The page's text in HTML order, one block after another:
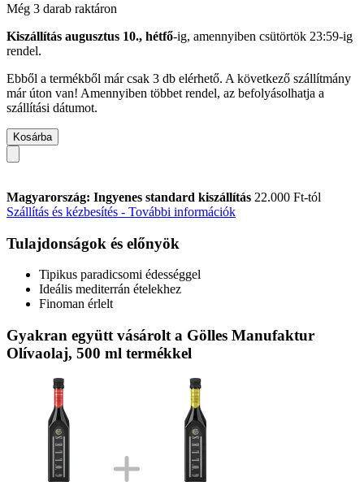
Még 3 darab raktáron
Kiszállítás augusztus 10., hétfő-ig, amennyiben csütörtök 23:59-ig
rendel.
Ebből a termékből már csak 3 db elérhető. A következő szállítmány
már úton van! Amennyiben többet rendel, az befolyásolhatja a
szállítási dátumot.
Kosárba
Magyarország: Ingyenes standard kiszállítás 22.000 Ft-tól
Szállítás és kézbesítés - További információk
Tulajdonságok és előnyök
Tipikus paradicsomi édességgel
Ideális mediterrán ételekhez
Finoman érlelt
Gyakran együtt vásárolt a Gölles Manufaktur
Olívaolaj, 500 ml termékkel